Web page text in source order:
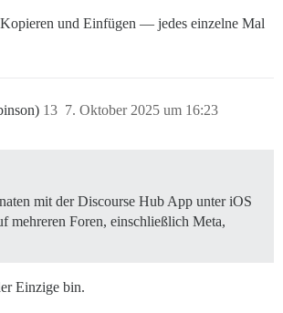
und Einfügen — jedes einzelne Mal
7. Oktober 2025 um 16:23
13
mit der Discourse Hub App unter iOS
mehreren Foren, einschließlich Meta,
Einzige bin.